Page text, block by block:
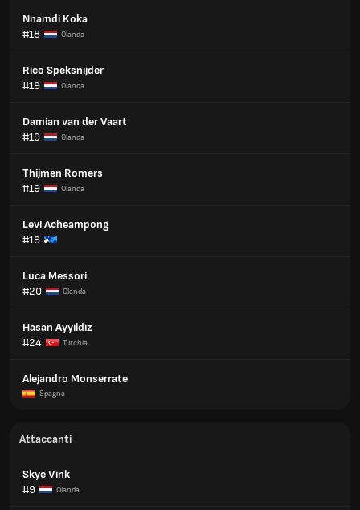
Nnamdi Koka
#18
Olanda
Rico Speksnijder
#19
Olanda
Damian van der Vaart
#19
Olanda
Thijmen Romers
#19
Olanda
Levi Acheampong
#19
Luca Messori
#20
Olanda
Hasan Ayyildiz
#24
Turchia
Alejandro Monserrate
Spagna
Attaccanti
Skye Vink
#9
Olanda